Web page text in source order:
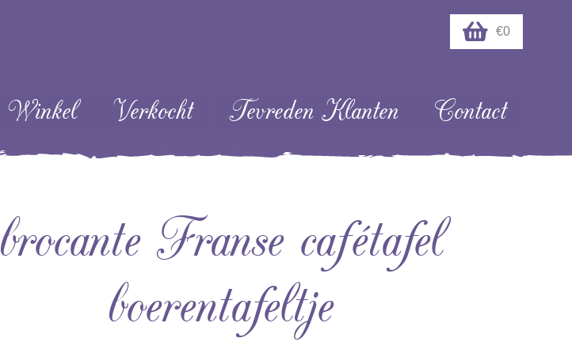
€0
Winkel Verkocht Tevreden Klanten Contact
brocante Franse cafétafel
boerentafeltje